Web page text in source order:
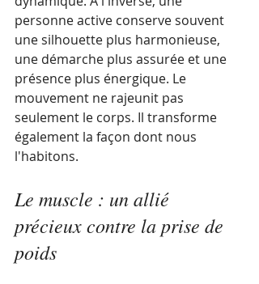
personne active conserve souvent
une silhouette plus harmonieuse,
une démarche plus assurée et une
présence plus énergique. Le
mouvement ne rajeunit pas
seulement le corps. Il transforme
également la façon dont nous
l'habitons.
Le muscle : un allié
précieux contre la prise de
poids